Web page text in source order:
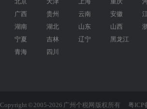
广西
贵州 云南 安徽
湖南
湖北 山东 山西
宁夏
吉林 辽宁 黑龙江
青海
四川
Copyright © 2005-2026 广州个税网 版权所有 粤ICP